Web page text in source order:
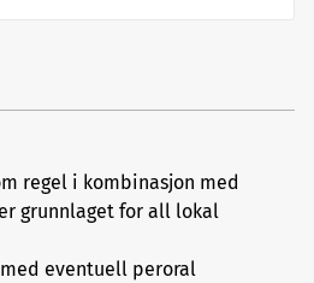
regel i kombinasjon med
grunnlaget for all lokal
eventuell peroral